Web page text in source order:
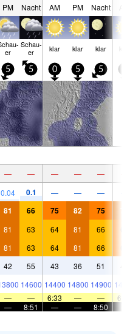
PM Nacht AM PM Nacht
er
Schau­
er klar klar klar
5 5 0 5 5
— — — — —
0.04 0.1 — — —
81 66 75 82 75
81 63 64 81 66
81 63 64 81 66
42 55 43 36 51
14600 14400 14800 14900
— — 6:33 — —
— 8:51 — — 8:50